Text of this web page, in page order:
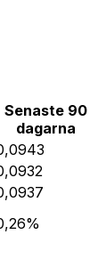
Senaste 90
dagarna